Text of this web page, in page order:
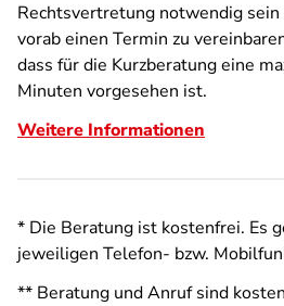
Rechtsvertretung notwendig
vorab einen Termin zu
dass für die Kurzberatung eine
Minuten vorgesehen ist.
Weitere Informationen
* Die Beratung ist kostenfrei. Es
jeweiligen Telefon- bzw.
** Beratung und Anruf sind